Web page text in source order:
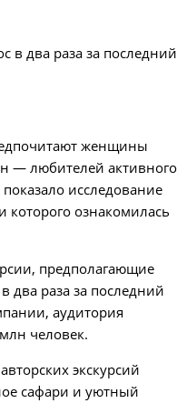
в два раза за последний
женщины
— любителей активного
исследование
которого ознакомилась
предполагающие
два раза за последний
аудитория
человек.
экскурсий
сафари и уютный